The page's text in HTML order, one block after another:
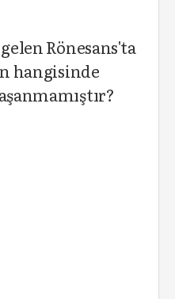
Rönesans'ta
hangisinde